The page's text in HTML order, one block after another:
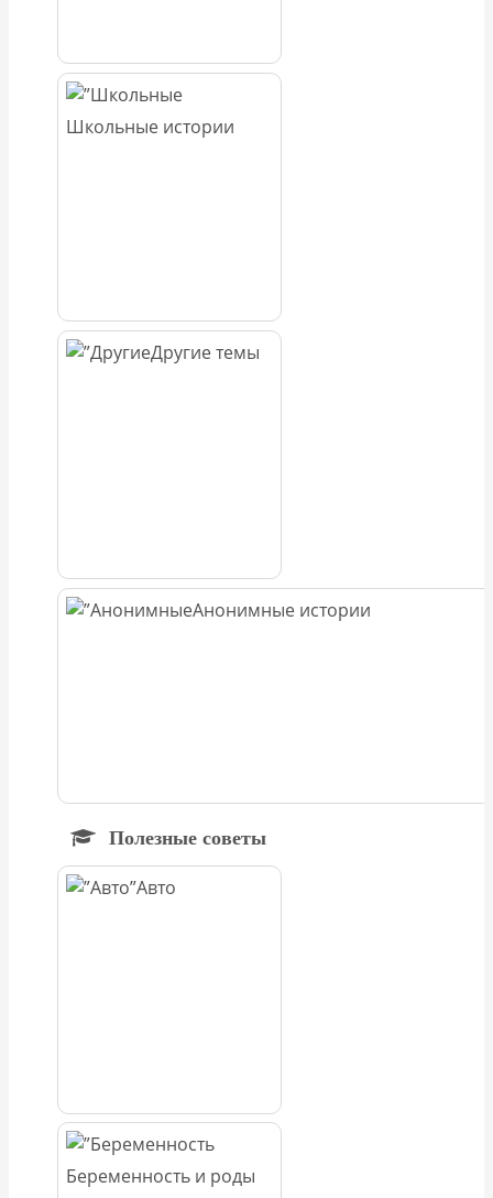
Школьные истории
Другие темы
Анонимные истории
Полезные советы
Авто
Беременность и роды